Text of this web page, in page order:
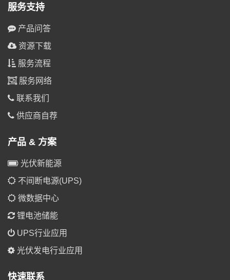
服务支持
产品问答
资源下载
服务流程
服务网络
联系我们
供应商自荐
产品 & 方案
光伏新能源
不间断电源(UPS)
微数据中心
锂电池储能
UPS行业应用
光伏发电行业应用
快速联系